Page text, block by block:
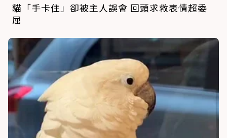
貓「手卡住」卻被主人誤會 回頭求救表情超委
屈